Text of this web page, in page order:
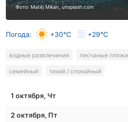
Фото: Matěj Mikan, unsplash.com
Погода: +30°C +29°C
водные развлечения песчаные пляжи
семейный тихий / спокойный
1 октября, Чт
2 октября, Пт